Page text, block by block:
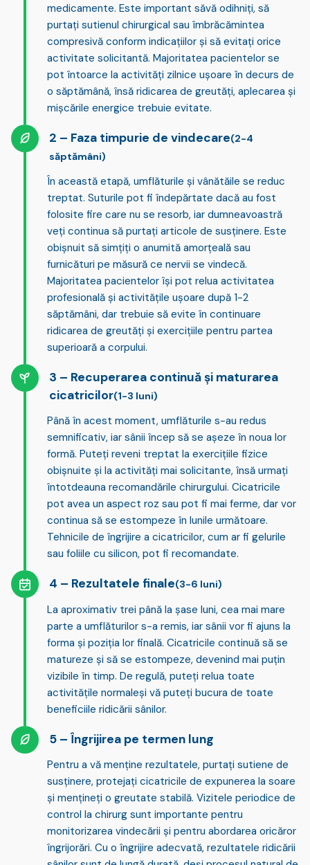
medicamente. Este important săvă odihniți, să
purtați sutienul chirurgical sau îmbrăcămintea
compresivă conform indicațiilor și să evitați orice
activitate solicitantă. Majoritatea pacientelor se
pot întoarce la activități zilnice ușoare în decurs de
o săptămână, însă ridicarea de greutăți, aplecarea și
mișcările energice trebuie evitate.
Faza timpurie de vindecare(2-4
săptămâni)
În această etapă, umflăturile și vânătăile se reduc
treptat. Suturile pot fi îndepărtate dacă au fost
folosite fire care nu se resorb, iar dumneavoastră
veți continua să purtați articole de susținere. Este
obișnuit să simțiți o anumită amorțeală sau
furnicături pe măsură ce nervii se vindecă.
Majoritatea pacientelor își pot relua activitatea
profesională și activitățile ușoare după 1-2
săptămâni, dar trebuie să evite în continuare
ridicarea de greutăți și exercițiile pentru partea
superioară a corpului.
Recuperarea continuă și maturarea
cicatricilor(1-3 luni)
Până în acest moment, umflăturile s-au redus
semnificativ, iar sânii încep să se așeze în noua lor
formă. Puteți reveni treptat la exercițiile fizice
obișnuite și la activități mai solicitante, însă urmați
întotdeauna recomandările chirurgului. Cicatricile
pot avea un aspect roz sau pot fi mai ferme, dar vor
continua să se estompeze în lunile următoare.
Tehnicile de îngrijire a cicatricilor, cum ar fi gelurile
sau foliile cu silicon, pot fi recomandate.
Rezultatele finale(3-6 luni)
La aproximativ trei până la șase luni, cea mai mare
parte a umflăturilor s-a remis, iar sânii vor fi ajuns la
forma și poziția lor finală. Cicatricile continuă să se
matureze și să se estompeze, devenind mai puțin
vizibile în timp. De regulă, puteți relua toate
activitățile normaleși vă puteți bucura de toate
beneficiile ridicării sânilor.
Îngrijirea pe termen lung
Pentru a vă menține rezultatele, purtați sutiene de
susținere, protejați cicatricile de expunerea la soare
și mențineți o greutate stabilă. Vizitele periodice de
control la chirurg sunt importante pentru
monitorizarea vindecării și pentru abordarea oricăror
îngrijorări. Cu o îngrijire adecvată, rezultatele ridicării